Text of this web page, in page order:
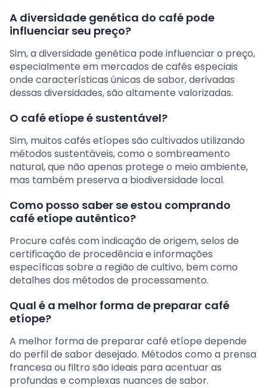
A diversidade genética do café pode
influenciar seu preço?
Sim, a diversidade genética pode influenciar o preço,
especialmente em mercados de cafés especiais
onde características únicas de sabor, derivadas
dessas diversidades, são altamente valorizadas.
O café etíope é sustentável?
Sim, muitos cafés etíopes são cultivados utilizando
métodos sustentáveis, como o sombreamento
natural, que não apenas protege o meio ambiente,
mas também preserva a biodiversidade local.
Como posso saber se estou comprando
café etíope autêntico?
Procure cafés com indicação de origem, selos de
certificação de procedência e informações
específicas sobre a região de cultivo, bem como
detalhes dos métodos de processamento.
Qual é a melhor forma de preparar café
etíope?
A melhor forma de preparar café etíope depende
do perfil de sabor desejado. Métodos como a prensa
francesa ou filtro são ideais para acentuar as
profundas e complexas nuances de sabor.